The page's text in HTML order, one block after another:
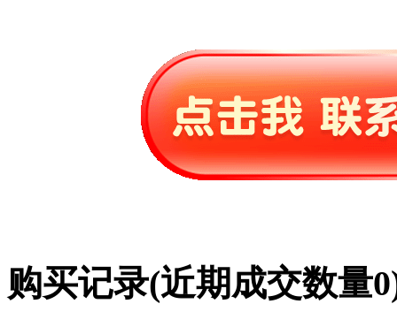
购买记录(近期成交数量0